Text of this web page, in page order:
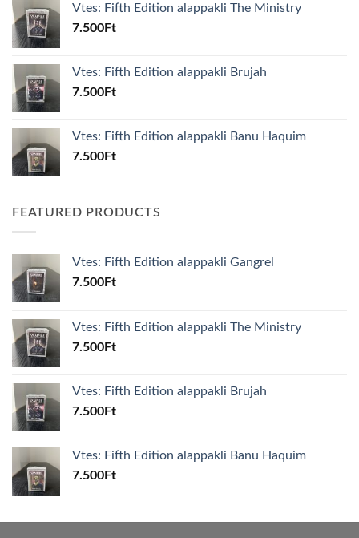
Vtes: Fifth Edition alappakli The Ministry
7.500Ft
Vtes: Fifth Edition alappakli Brujah
7.500Ft
Vtes: Fifth Edition alappakli Banu Haquim
7.500Ft
FEATURED PRODUCTS
Vtes: Fifth Edition alappakli Gangrel
7.500Ft
Vtes: Fifth Edition alappakli The Ministry
7.500Ft
Vtes: Fifth Edition alappakli Brujah
7.500Ft
Vtes: Fifth Edition alappakli Banu Haquim
7.500Ft